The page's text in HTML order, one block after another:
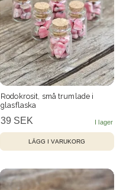
Rodokrosit, små trumlade i
glasflaska
39 SEK